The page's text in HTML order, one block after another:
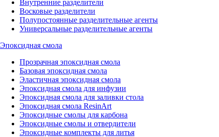
Внутренние разделители
Восковые разделители
Полупостоянные разделительные агенты
Универсальные разделительные агенты
Эпоксидная смола
Прозрачная эпоксидная смола
Базовая эпоксидная смола
Эластичная эпоксидная смола
Эпоксидная смола для инфузии
Эпоксидная смола для заливки стола
Эпоксидная смола ResinArt
Эпоксидные смолы для карбона
Эпоксидные смолы и отвердители
Эпоксидные комплекты для литья